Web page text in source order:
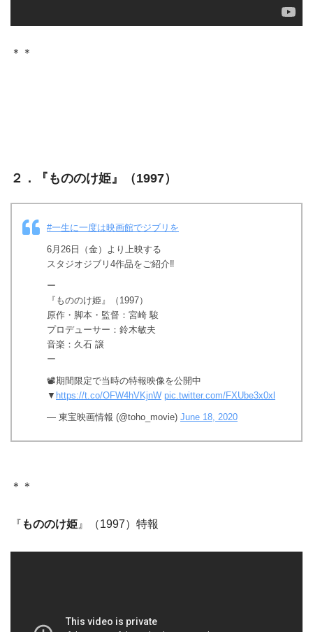
＊＊
２．『 もののけ姫 』（1997）
#一生に一度は映画館でジブリを
6月26日（金）より上映する
スタジオジブリ4作品をご紹介‼️
ー
『もののけ姫』（1997）
原作・脚本・監督：宮崎 駿
プロデューサー：鈴木敏夫
音楽：久石 譲
ー
📽️期間限定で当時の特報映像を公開中
▼ https://t.co/OFW4hVKjnW pic.twitter.com/FXUbe3x0xl
— 東宝映画情報 (@toho_movie) June 18, 2020
＊＊
『 もののけ姫 』（1997）特報